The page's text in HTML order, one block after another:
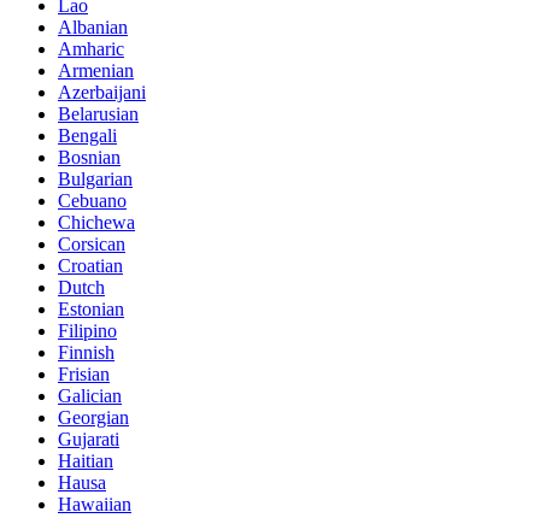
Lao
Albanian
Amharic
Armenian
Azerbaijani
Belarusian
Bengali
Bosnian
Bulgarian
Cebuano
Chichewa
Corsican
Croatian
Dutch
Estonian
Filipino
Finnish
Frisian
Galician
Georgian
Gujarati
Haitian
Hausa
Hawaiian